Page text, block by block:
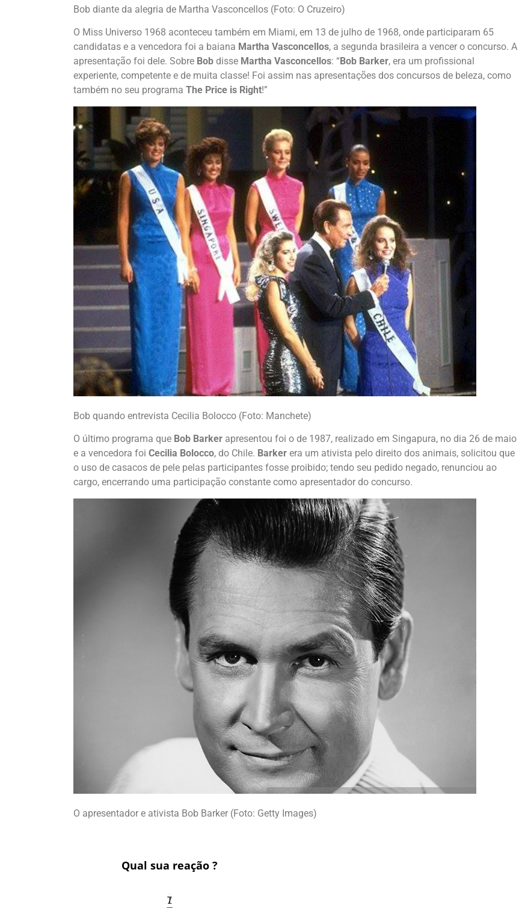
Bob diante da alegria de Martha Vasconcellos (Foto: O Cruzeiro)
O Miss Universo 1968 aconteceu também em Miami, em 13 de julho de 1968, onde participaram 65
candidatas e a vencedora foi a baiana Martha Vasconcellos, a segunda brasileira a vencer o concurso. A
apresentação foi dele. Sobre Bob disse Martha Vasconcellos: “Bob Barker, era um profissional
experiente, competente e de muita classe! Foi assim nas apresentações dos concursos de beleza, como
também no seu programa The Price is Right!”
Bob quando entrevista Cecilia Bolocco (Foto: Manchete)
O último programa que Bob Barker apresentou foi o de 1987, realizado em Singapura, no dia 26 de maio
e a vencedora foi Cecilia Bolocco, do Chile. Barker era um ativista pelo direito dos animais, solicitou que
o uso de casacos de pele pelas participantes fosse proibido; tendo seu pedido negado, renunciou ao
cargo, encerrando uma participação constante como apresentador do concurso.
O apresentador e ativista Bob Barker (Foto: Getty Images)
Qual sua reação ?
1
7